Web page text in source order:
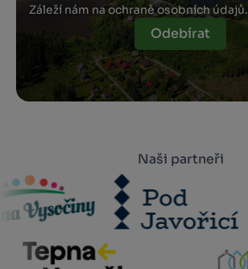
Záleží nám na ochraně osobních údajů.
Odebírat
Naši partneři